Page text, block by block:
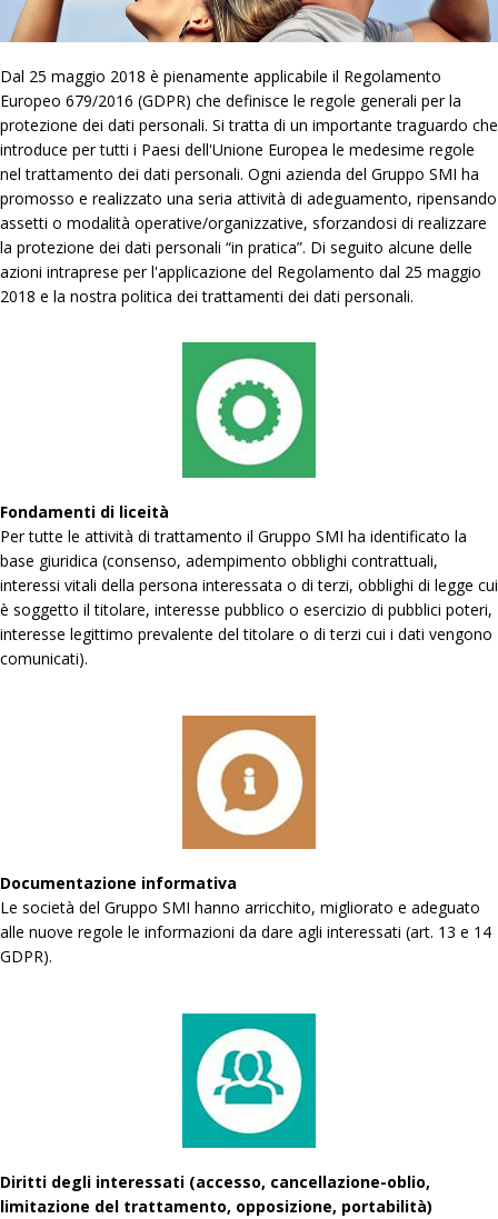
Dal 25 maggio 2018 è pienamente applicabile il Regolamento
Europeo 679/2016 (GDPR) che definisce le regole generali per la
protezione dei dati personali. Si tratta di un importante traguardo che
introduce per tutti i Paesi dell'Unione Europea le medesime regole
nel trattamento dei dati personali. Ogni azienda del Gruppo SMI ha
promosso e realizzato una seria attività di adeguamento, ripensando
assetti o modalità operative/organizzative, sforzandosi di realizzare
la protezione dei dati personali “in pratica”. Di seguito alcune delle
azioni intraprese per l'applicazione del Regolamento dal 25 maggio
2018 e la nostra politica dei trattamenti dei dati personali.
Fondamenti di liceità
Per tutte le attività di trattamento il Gruppo SMI ha identificato la
base giuridica (consenso, adempimento obblighi contrattuali,
interessi vitali della persona interessata o di terzi, obblighi di legge cui
è soggetto il titolare, interesse pubblico o esercizio di pubblici poteri,
interesse legittimo prevalente del titolare o di terzi cui i dati vengono
comunicati).
Documentazione informativa
Le società del Gruppo SMI hanno arricchito, migliorato e adeguato
alle nuove regole le informazioni da dare agli interessati (art. 13 e 14
GDPR).
Diritti degli interessati (accesso, cancellazione-oblio,
limitazione del trattamento, opposizione, portabilità)